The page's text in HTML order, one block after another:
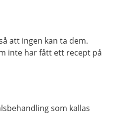
att ingen kan ta dem.
inte har fått ett recept på
som kallas